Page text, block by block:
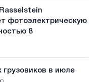
фотоэлектрическую
8
грузовиков в июле